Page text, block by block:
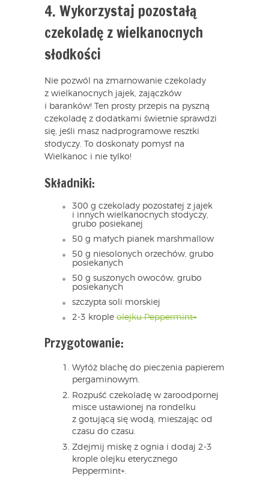
4. Wykorzystaj pozostałą
czekoladę z wielkanocnych
słodkości
Nie pozwól na zmarnowanie czekolady
z wielkanocnych jajek, zajączków
i baranków! Ten prosty przepis na pyszną
czekoladę z dodatkami świetnie sprawdzi
się, jeśli masz nadprogramowe resztki
słodyczy. To doskonały pomysł na
Wielkanoc i nie tylko!
Składniki:
300 g czekolady pozostałej z jajek
i innych wielkanocnych słodyczy,
grubo posiekanej
50 g małych pianek marshmallow
50 g niesolonych orzechów, grubo
posiekanych
50 g suszonych owoców, grubo
posiekanych
szczypta soli morskiej
2-3 krople olejku Peppermint+
Przygotowanie:
Wyłóż blachę do pieczenia papierem
pergaminowym.
Rozpuść czekoladę w żaroodpornej
misce ustawionej na rondelku
z gotującą się wodą, mieszając od
czasu do czasu.
Zdejmij miskę z ognia i dodaj 2-3
krople olejku eterycznego
Peppermint+.